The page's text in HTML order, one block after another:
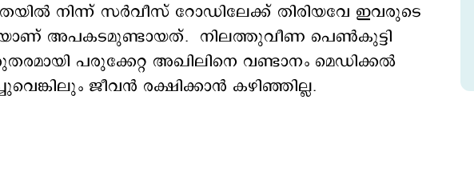
നിന്ന് സര്‍വീസ് റോഡിലേക്ക് തിരിയവേ ഇവരുടെ
അപകടമുണ്ടായത്. നിലത്തുവീണ പെണ്‍കുട്ടി
പരുക്കേറ്റ അഖിലിനെ വണ്ടാനം മെഡിക്കല്‍
ജീവന്‍ രക്ഷിക്കാന്‍ കഴിഞ്ഞില്ല.